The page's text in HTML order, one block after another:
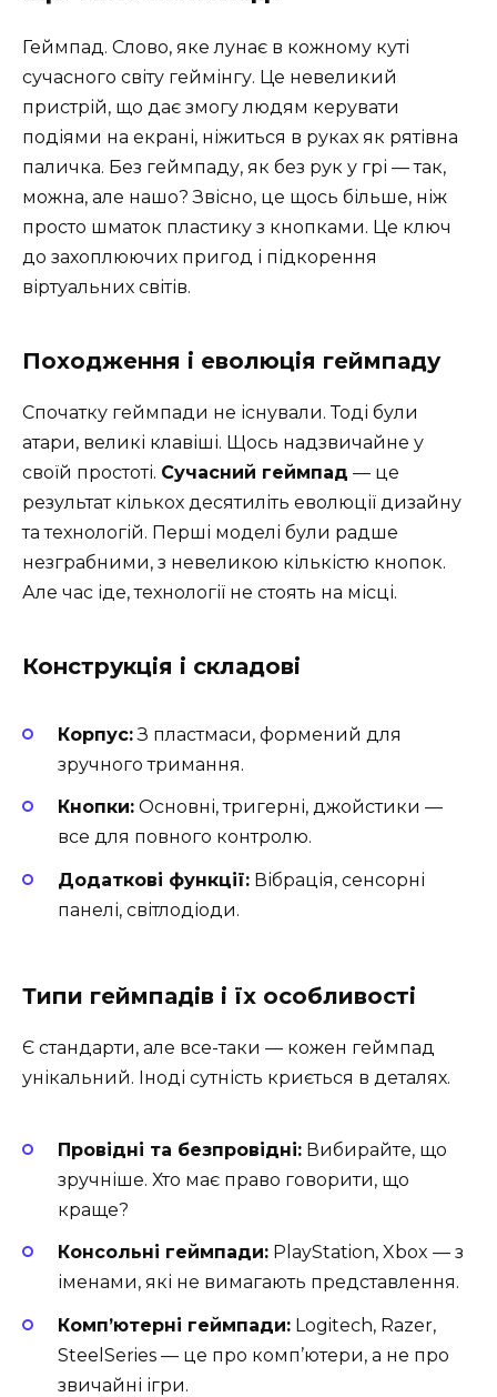
Геймпад. Слово, яке лунає в кожному куті
сучасного світу геймінгу. Це невеликий
пристрій, що дає змогу людям керувати
подіями на екрані, ніжиться в руках як рятівна
паличка. Без геймпаду, як без рук у грі — так,
можна, але нашо? Звісно, це щось більше, ніж
просто шматок пластику з кнопками. Це ключ
до захоплюючих пригод і підкорення
віртуальних світів.
Походження і еволюція геймпаду
Спочатку геймпади не існували. Тоді були
атари, великі клавіші. Щось надзвичайне у
своїй простоті. Сучасний геймпад — це
результат кількох десятиліть еволюції дизайну
та технологій. Перші моделі були радше
незграбними, з невеликою кількістю кнопок.
Але час іде, технології не стоять на місці.
Конструкція і складові
Корпус:З пластмаси, формений для
зручного тримання.
Кнопки: Основні, тригерні, джойстики —
все для повного контролю.
Додаткові функції: Вібрація, сенсорні
панелі, світлодіоди.
Типи геймпадів і їх особливості
Є стандарти, але все-таки — кожен геймпад
унікальний. Іноді сутність криється в деталях.
Провідні та безпровідні: Вибирайте, що
зручніше. Хто має право говорити, що
краще?
Консольні геймпади: PlayStation, Xbox — з
іменами, які не вимагають представлення.
Комп’ютерні геймпади: Logitech, Razer,
SteelSeries — це про комп’ютери, а не про
звичайні ігри.